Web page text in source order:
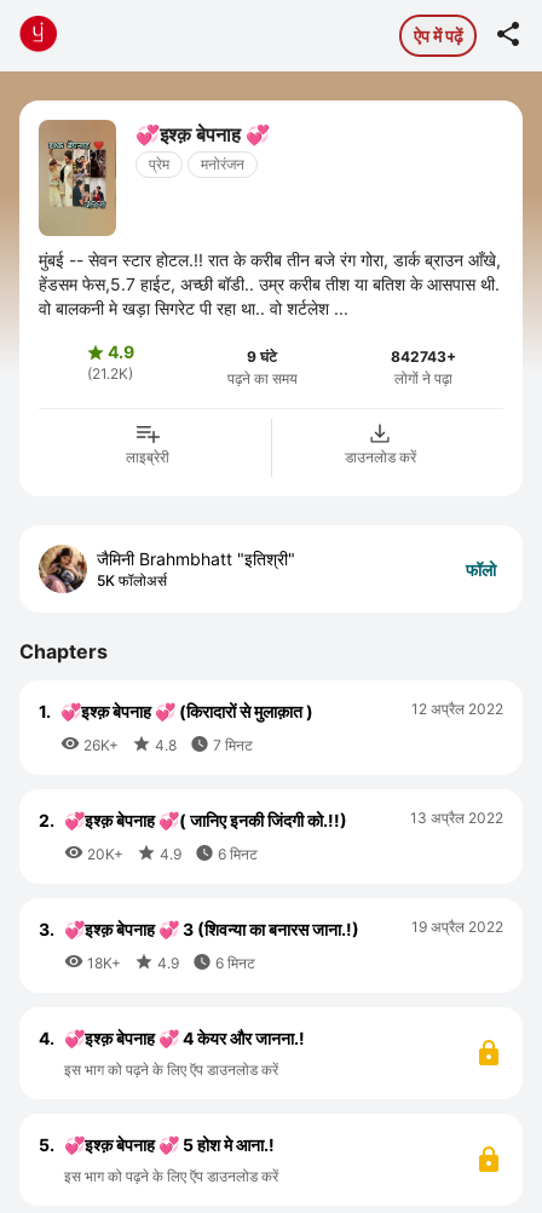
ऐप में पढ़ें 
💞इश्क़ बेपनाह 💞
प्रेम मनोरंजन
मुंबई -- सेवन स्टार होटल.!! रात के करीब तीन बजे रंग गोरा, डार्क ब्राउन आँखे,
हेंडसम फेस,5.7 हाईट, अच्छी बॉडी.. उम्र करीब तीश या बतिश के आसपास थी.
वो बालकनी मे खड़ा सिगरेट पी रहा था.. वो शर्टलेश ...
4.9
(21.2K)
9 घंटे
पढ़ने का समय
842743+
लोगों ने पढ़ा
लाइब्रेरी डाउनलोड करें
जैमिनी Brahmbhatt "इतिश्री"
5K फॉलोअर्स
फॉलो
Chapters
1. 💞इश्क़ बेपनाह 💞 (किरादारों से मुलाक़ात )
 26K+  4.8  7 मिनट
12 अप्रैल 2022
2. 💞इश्क़ बेपनाह 💞( जानिए इनकी जिंदगी को.!!)
 20K+  4.9  6 मिनट
13 अप्रैल 2022
3. 💞इश्क़ बेपनाह 💞 3 (शिवन्या का बनारस जाना.!)
 18K+  4.9  6 मिनट
19 अप्रैल 2022
4. 💞इश्क़ बेपनाह 💞 4 केयर और जानना.!
इस भाग को पढ़ने के लिए ऍप डाउनलोड करें
5. 💞इश्क़ बेपनाह 💞 5 होश मे आना.!
इस भाग को पढ़ने के लिए ऍप डाउनलोड करें